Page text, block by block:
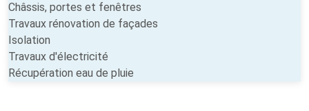
Châssis, portes et fenêtres
Travaux rénovation de façades
Isolation
Travaux d'électricité
Récupération eau de pluie